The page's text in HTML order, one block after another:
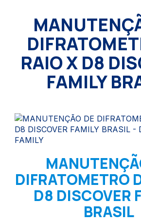
RAIO X D8
FAMILY
DIFRATOMETRO
D8 DISCOVER
BRASIL